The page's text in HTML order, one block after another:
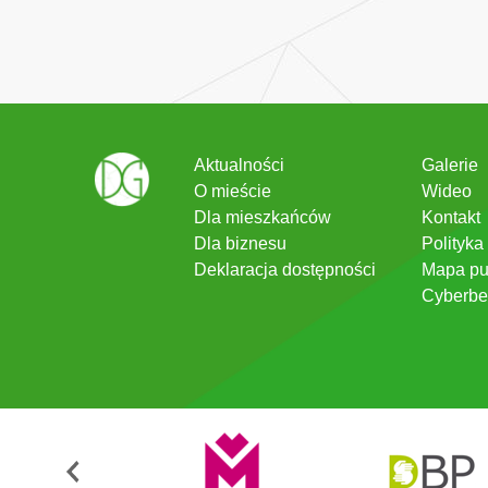
Aktualności
O mieście
Dla mieszkańców
Dla biznesu
Deklaracja dostępności
Galerie
Wideo
Kontakt
Mapa